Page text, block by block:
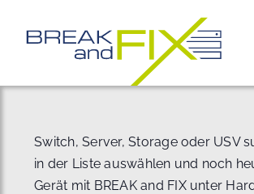
springen
Switch, Server, Storage oder USV
in der Liste auswählen und noch
Gerät mit BREAK and FIX unter